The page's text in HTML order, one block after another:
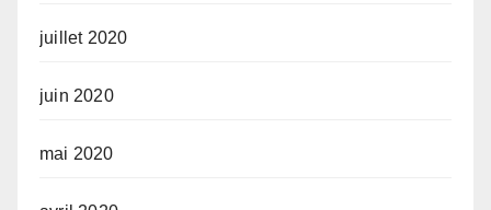
juillet 2020
juin 2020
mai 2020